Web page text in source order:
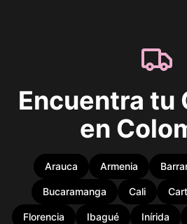
Encuentra tu
en
Arauca Armenia
Bucaramanga Cali
Florencia Ibagué Inírida